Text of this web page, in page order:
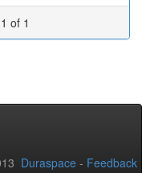
of 1
Duraspace - Feedback